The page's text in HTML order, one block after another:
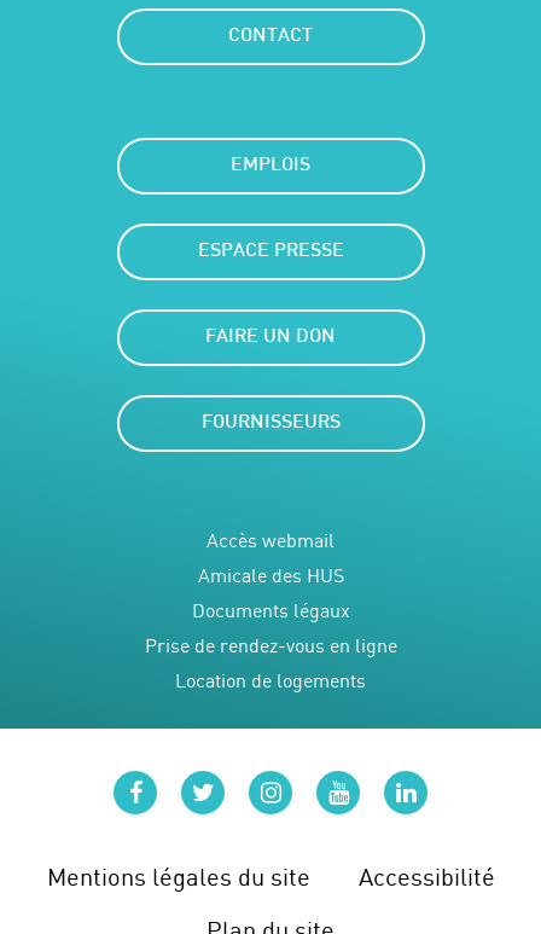
CONTACT
EMPLOIS
ESPACE PRESSE
FAIRE UN DON
FOURNISSEURS
Accès webmail
Amicale des HUS
Documents légaux
Prise de rendez-vous en ligne
Location de logements
Mentions légales du site
Accessibilité
facebooktwitterinstagram
youtubelinkedin